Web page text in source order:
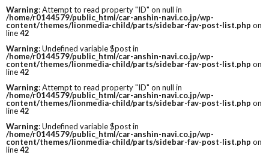
Warning: Attempt to read property "ID" on null in
/home/r0144579/public_html/car-anshin-navi.co.jp/wp-
content/themes/lionmedia-child/parts/sidebar-fav-post-list.php on
line42
Warning: Undefined variable $post in
/home/r0144579/public_html/car-anshin-navi.co.jp/wp-
content/themes/lionmedia-child/parts/sidebar-fav-post-list.php on
line42
Warning: Attempt to read property "ID" on null in
/home/r0144579/public_html/car-anshin-navi.co.jp/wp-
content/themes/lionmedia-child/parts/sidebar-fav-post-list.php on
line42
Warning: Undefined variable $post in
/home/r0144579/public_html/car-anshin-navi.co.jp/wp-
content/themes/lionmedia-child/parts/sidebar-fav-post-list.php on
line42